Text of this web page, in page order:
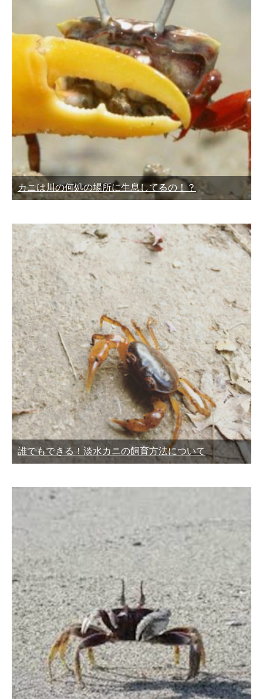
カニは川の何処の場所に生息してるの！？
誰でもできる！淡水カニの飼育方法について